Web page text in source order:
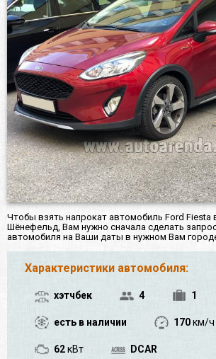
Чтобы взять напрокат автомобиль Ford Fiesta
Шёнефельд, Вам нужно сначала сделать
автомобиля на Ваши даты в нужном Вам
Характеристики автомобиля:
хэтчбек 4 1
есть в наличии 170км/ч
62кВт DCAR